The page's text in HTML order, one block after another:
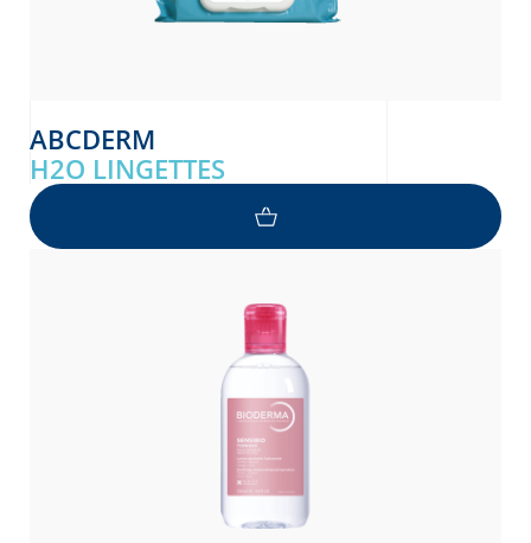
ABCDERM
H2O LINGETTES